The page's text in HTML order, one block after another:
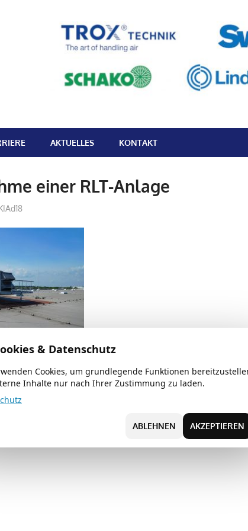
AKTUELLES KONTAKT
einer RLT-Anlage
Anlage
& Datenschutz
Cookies, um grundlegende Funktionen
Inhalte nur nach Ihrer Zustimmung zu laden.
ABLEHNEN AKZEPTIEREN